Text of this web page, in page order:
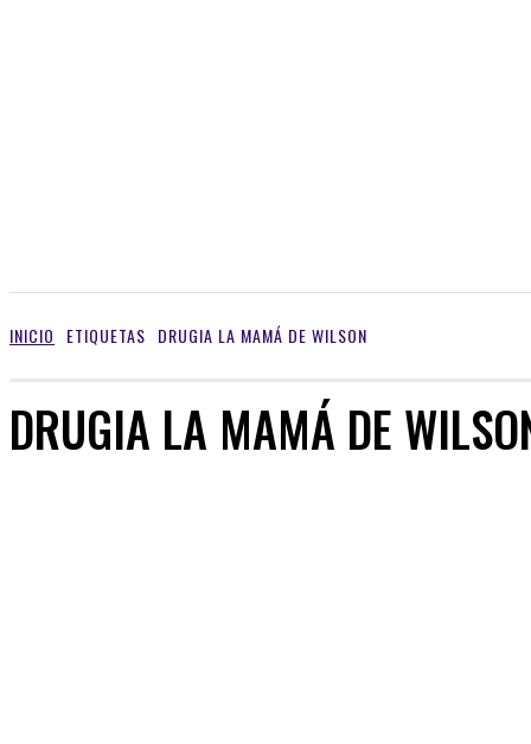
INICIO ETIQUETAS DRUGIA LA MAMÁ DE WILSON
DRUGIA LA MAMÁ DE